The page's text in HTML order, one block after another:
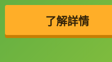
了解詳情